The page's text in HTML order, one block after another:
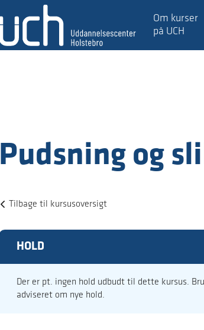
Om kurser
på UCH
Pudsning og
Tilbage til kursusoversigt
HOLD
Der er pt. ingen hold udbudt til dette kursus.
adviseret om nye hold.